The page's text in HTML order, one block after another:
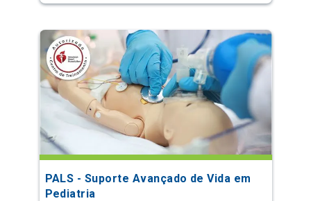
PALS - Suporte Avançado de Vida em
Pediatria